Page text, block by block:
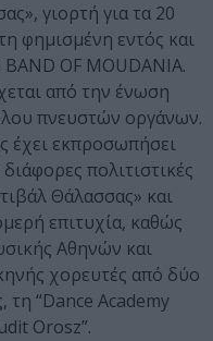
γιορτή για τα 20
φημισμένη εντός και
OF MOUDANIA.
από την ένωση
πνευστών οργάνων.
έχει εκπροσωπήσει
πολιτιστικές
Θάλασσας» και
επιτυχία, καθώς
Αθηνών και
χορευτές από δύο
τη “Dance Academy
Orosz”.